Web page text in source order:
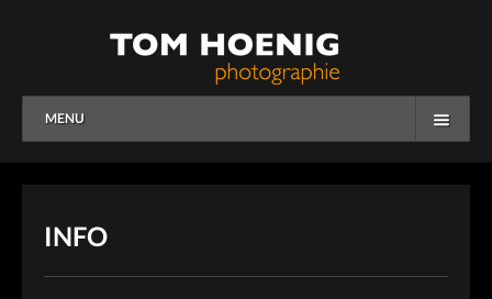
MENU
HOME
OVERVIEW
INFO